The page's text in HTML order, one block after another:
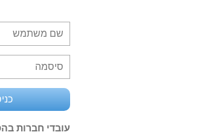
עובדי חברות